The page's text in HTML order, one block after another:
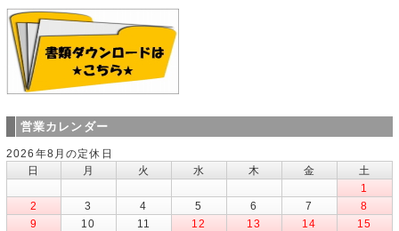
営業カレンダー
2026年8月の定休日
日
月 火 水 木 金
土
1
2
3 4 5 6 7
8
9
10 11 12 13 14
15